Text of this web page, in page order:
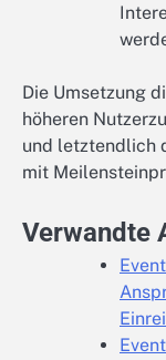
Die Umsetzung
höheren
und letztendlich
mit
Verwandte